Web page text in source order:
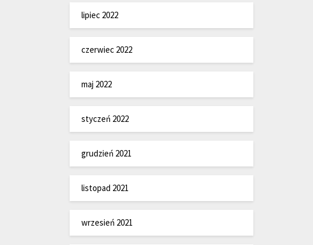
lipiec 2022
czerwiec 2022
maj 2022
styczeń 2022
grudzień 2021
listopad 2021
wrzesień 2021